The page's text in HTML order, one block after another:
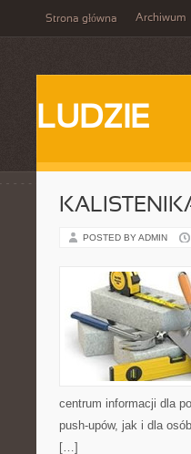
Strona główna Archiwum
LUDZIE
POSTED BY ADMIN
centrum informacji dla
push-upów, jak i dla
[…]